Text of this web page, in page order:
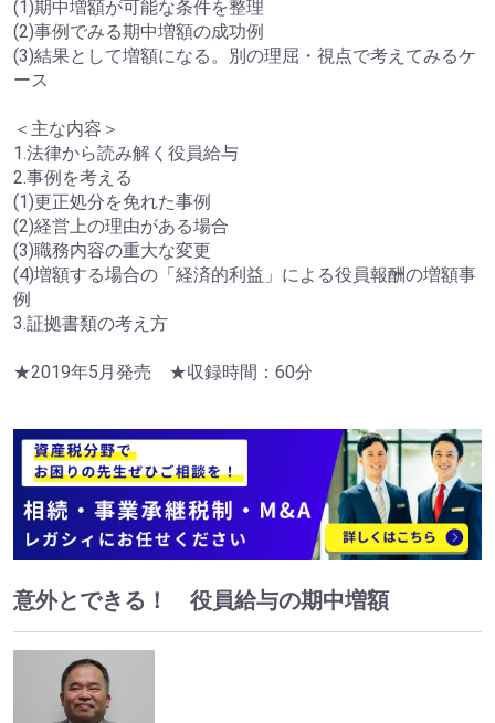
(1)期中増額が可能な条件を整理
(2)事例でみる期中増額の成功例
(3)結果として増額になる。別の理屈・視点で考えてみるケ
ース
＜主な内容＞
1.法律から読み解く役員給与
2.事例を考える
(1)更正処分を免れた事例
(2)経営上の理由がある場合
(3)職務内容の重大な変更
(4)増額する場合の「経済的利益」による役員報酬の増額事
例
3.証拠書類の考え方
★2019年5月発売 ★収録時間：60分
意外とできる！ 役員給与の期中増額